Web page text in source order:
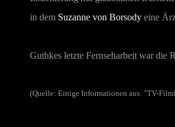
in dem Suzanne von Borsody eine
Guthkes letzte Fernseharbeit war die
(Quelle: Einige Informationen aus: "TV-